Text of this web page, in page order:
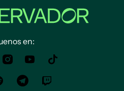
en: